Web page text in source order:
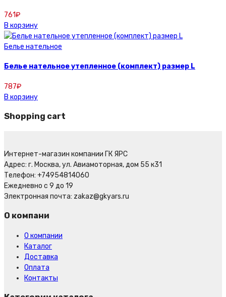
761₽
В корзину
Белье нательное
Белье нательное утепленное (комплект) размер L
787₽
В корзину
Shopping cart
Интернет-магазин компании ГК ЯРС
Адрес: г. Москва, ул. Авиамоторная, дом 55 к31
Телефон: +74954814060
Ежедневно с 9 до 19
Электронная почта: zakaz@gkyars.ru
О компани
О компании
Каталог
Доставка
Оплата
Контакты